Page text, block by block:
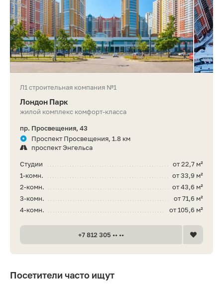
Посетители часто ищут
Л1 строительная компания №1
Лондон Парк
жилой комплекс комфорт-класса
пр. Просвещения, 43
Проспект Просвещения, 1.8 км
проспект Энгельса
от 22,7 м²
Студии
от 33,9 м²
1-комн.
от 43,6 м²
2-комн.
от 71,6 м²
3-комн.
от 105,6 м²
4-комн.
+7 812 305 •• ••